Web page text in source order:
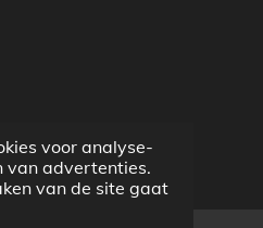
voor analyse-
van advertenties.
van de site gaat